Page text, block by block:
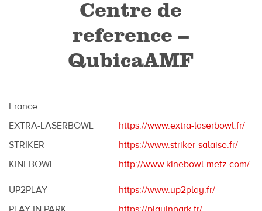
Centre de
reference –
QubicaAMF
France
EXTRA-LASERBOWL
https://www.extra-laserbowl.fr/
STRIKER
https://www.striker-salaise.fr/
KINEBOWL
http://www.kinebowl-metz.com/
UP2PLAY
https://www.up2play.fr/